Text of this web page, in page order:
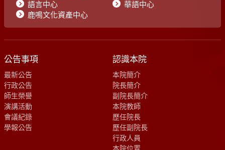
語言中心
華語中心
鹿鳴文化資產中心
公告事項
最新公告
行政公告
師生榮譽
演講活動
會議紀錄
學報公告
認識本院
本院簡介
院長簡介
副院長簡介
本院教師
歷任院長
歷任副院長
行政人員
本院位置